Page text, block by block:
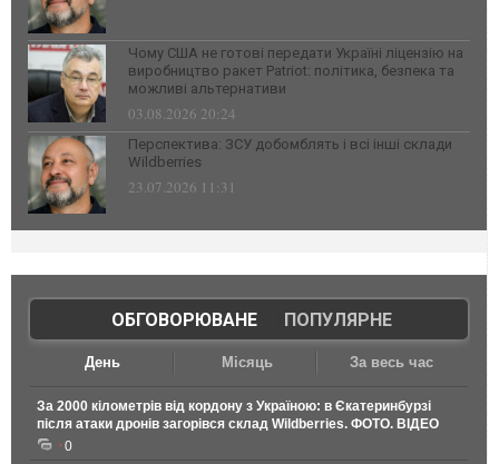
Чому США не готові передати Україні ліцензію на
виробництво ракет Patriot: політика, безпека та
можливі альтернативи
03.08.2026 20:24
Перспектива: ЗСУ добомблять і всі інші склади
Wildberries
23.07.2026 11:31
ОБГОВОРЮВАНЕ| ПОПУЛЯРНЕ
День Місяць За весь час
За 2000 кілометрів від кордону з Україною: в Єкатеринбурзі
після атаки дронів загорівся склад Wildberries. ФОТО. ВІДЕО
0